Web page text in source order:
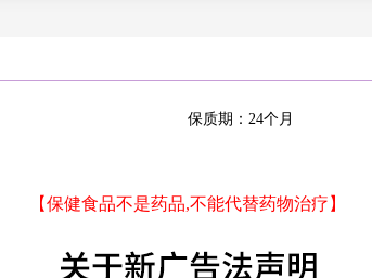
保质期：24个月
【保健食品不是药品,不能代替药物治疗】